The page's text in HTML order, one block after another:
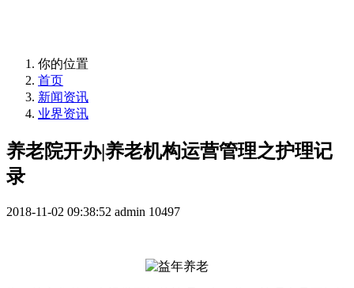
你的位置
首页
新闻资讯
业界资讯
养老院开办|养老机构运营管理之护理记
录
2018-11-02 09:38:52 admin 10497